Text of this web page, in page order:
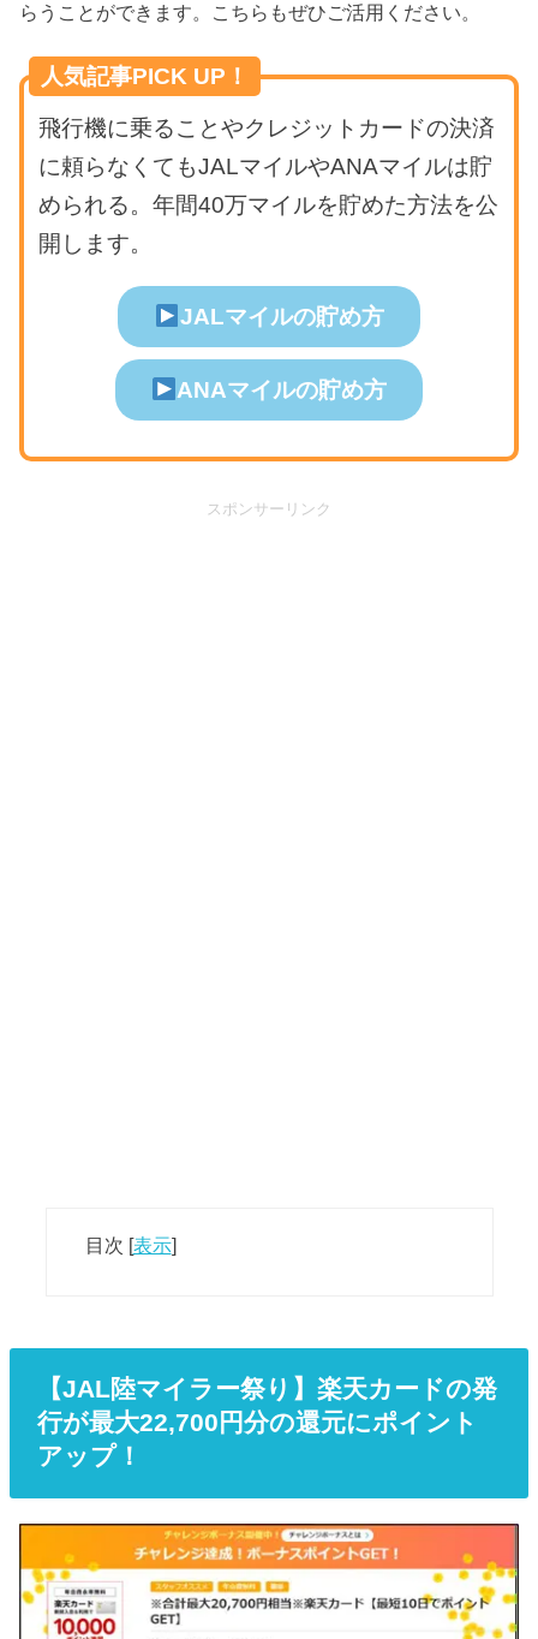
らうことができます。こちらもぜひご活用ください。
人気記事PICK UP！
飛行機に乗ることやクレジットカードの決済
に頼らなくてもJALマイルやANAマイルは貯
められる。年間40万マイルを貯めた方法を公
開します。
JALマイルの貯め方
ANAマイルの貯め方
スポンサーリンク
目次 [表示]
【JAL陸マイラー祭り】楽天カードの発
行が最大22,700円分の還元にポイント
アップ！